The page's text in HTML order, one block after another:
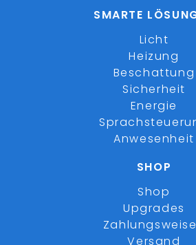
SMARTE
Licht
Heizung
Beschattung
Sicherheit
Energie
Anwesenheit
SHOP
Shop
Upgrades
Versand